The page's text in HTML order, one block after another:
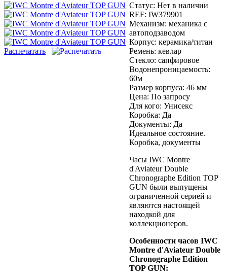
Распечатать
Статус: Нет в наличии
REF: IW379901
Механизм: механика с
автоподзаводом
Корпус: керамика/титан
Ремень: кевлар
Стекло: сапфировое
Водонепроницаемость:
60м
Размер корпуса: 46 мм
Цена: По запросу
Для кого: Унисекс
Коробка: Да
Документы: Да
Идеальное состояние.
Коробка, документы
Часы IWC Montre
d'Aviateur Double
Chronographe Edition TOP
GUN были выпущены
ограниченной серией и
являются настоящей
находкой для
коллекционеров.
Особенности часов IWC
Montre d'Aviateur Double
Chronographe Edition
TOP GUN: